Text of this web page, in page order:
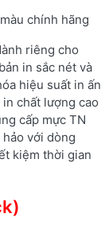
chính hãng
riêng cho
in sắc nét và
hiệu suất in ấn
chất lượng cao
cấp mực TN
với dòng
kiệm thời gian